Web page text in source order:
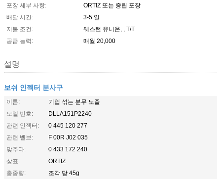
포장 세부 사항:
ORTIZ 또는 중립 포장
배달 시간:
3-5 일
지불 조건:
웨스턴 유니온, , T/T
공급 능력:
매월 20,000
설명
보쉬 인젝터 분사구
이름:
기업 섞는 분무 노즐
모델 번호:
DLLA151P2240
관련 인젝터:
0 445 120 277
관련 벨브:
F 00R J02 035
맞추다:
0 433 172 240
상표:
ORTIZ
총중량:
조각 당 45g